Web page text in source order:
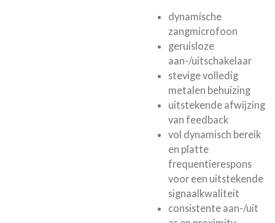
dynamische
zangmicrofoon
geruisloze
aan-/uitschakelaar
stevige volledig
metalen behuizing
uitstekende afwijzing
van feedback
vol dynamisch bereik
en platte
frequentierespons
voor een uitstekende
signaalkwaliteit
consistente aan-/uit